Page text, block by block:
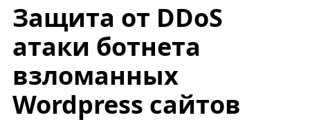
Защита от DDoS
атаки ботнета
взломанных
Wordpress сайтов